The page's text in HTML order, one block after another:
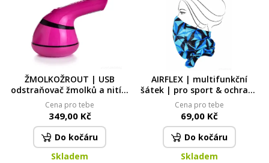
ŽMOLKOŽROUT | USB
odstraňovač žmolků a nití |
dobíjecí textilní holicí
strojek s nástavcem |
růžový
Cena pro tebe
349,00 Kč
Do kočáru
Skladem
AIRFLEX | multifunkční
šátek | pro sport & ochranu
| univerzální velikost |
ORIGAMI
Cena pro tebe
69,00 Kč
Do kočáru
Skladem